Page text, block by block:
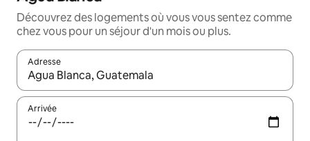
Découvrez des logements où vous vous sentez comme
chez vous pour un séjour d'un mois ou plus.
Adresse
Lorsque les résultats s'affichent, utilisez les flèches vers le
Arrivée